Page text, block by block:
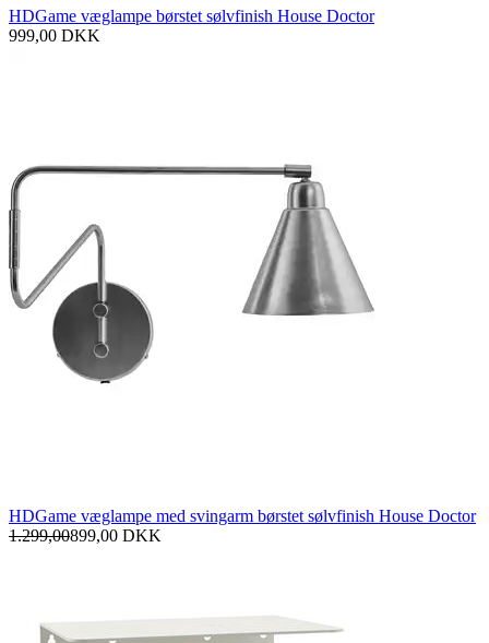
HDGame væglampe børstet sølvfinish House Doctor
999,00 DKK
HDGame væglampe med svingarm børstet sølvfinish House Doctor
1.299,00899,00 DKK